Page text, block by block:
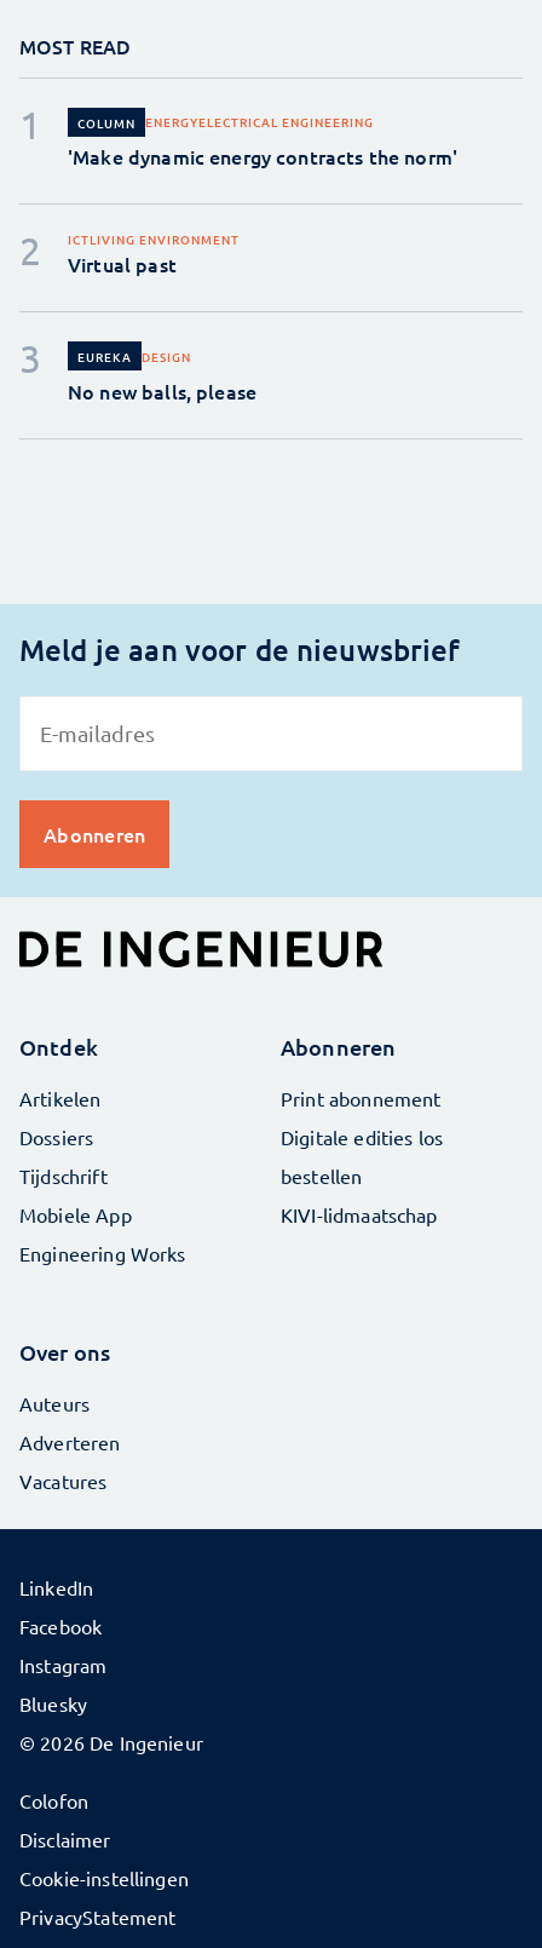
MOST READ
COLUMN ENERGYELECTRICAL ENGINEERING
'Make dynamic energy contracts the norm'
ICTLIVING ENVIRONMENT
Virtual past
EUREKA DESIGN
No new balls, please
Meld je aan voor de nieuwsbrief
Ontdek
Artikelen
Dossiers
Tijdschrift
Mobiele App
Engineering Works
Abonneren
Print abonnement
Digitale edities los
bestellen
KIVI-lidmaatschap
Over ons
Auteurs
Adverteren
Vacatures
© 2026 De Ingenieur
Colofon
Disclaimer
Cookie-instellingen
PrivacyStatement
LinkedIn
Facebook
Instagram
Bluesky